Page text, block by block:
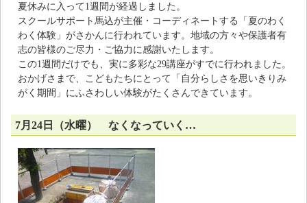
夏休みに入って1週間が経過しました。
スクールサポート馬込が主催・コーディネートする「夏のわく
わく体験」がさかんに行われています。地域の方々や保護者有
志の皆様のご尽力・ご協力に感謝いたします。
この1週間だけでも、実に多彩な29講座がすでに行われました。
おかげさまで、こどもたちにとって「自分らしさを思いきりみ
がく期間」にふさわしい体験がたくさんできています。
7月24日（水曜） なくなっていく…